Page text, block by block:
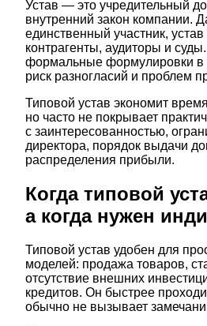
Устав — это учредительный
внутренний закон компании.
единственный участник,
контрагенты, аудиторы и
формальные формулировки в
риск разногласий и проблем
Типовой устав экономит
но часто не покрывает
с заинтересованностью,
директора, порядок выдачи
распределения прибыли.
Когда типовой
а когда нужен
Типовой устав удобен для
моделей: продажа товаров,
отсутствие внешних
кредитов. Он быстрее
обычно не вызывает